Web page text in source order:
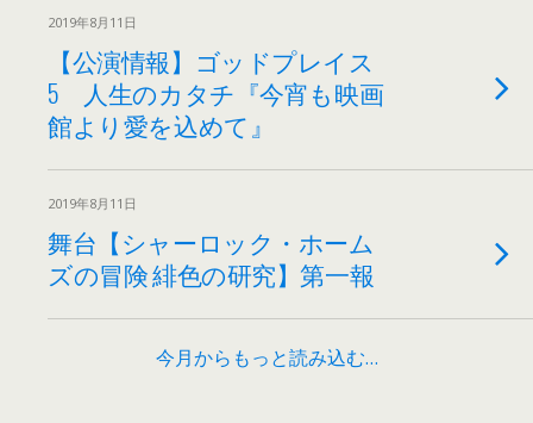
2019年8月11日
【公演情報】ゴッドプレイス
5 人生のカタチ『今宵も映画
館より愛を込めて』
2019年8月11日
舞台【シャーロック・ホーム
ズの冒険 緋色の研究】第一報
今月からもっと読み込む…